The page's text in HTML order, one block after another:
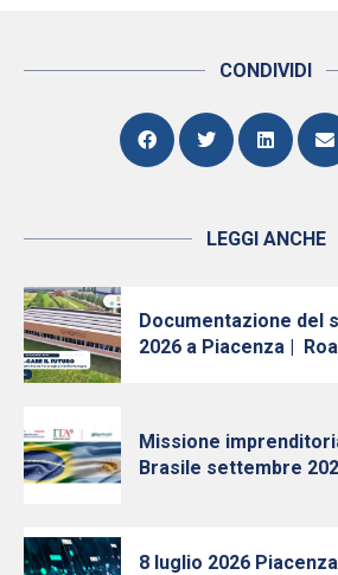
CONDIVIDI
LEGGI ANCHE
Documentazione del
2026 a Piacenza |
Missione
Brasile settembre
8 luglio 2026